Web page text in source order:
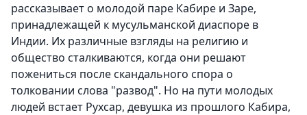
рассказывает о молодой паре Кабире и Заре,
принадлежащей к мусульманской диаспоре в
Индии. Их различные взгляды на религию и
общество сталкиваются, когда они решают
пожениться после скандального спора о
толковании слова "развод". Но на пути молодых
людей встает Рухсар, девушка из прошлого Кабира,